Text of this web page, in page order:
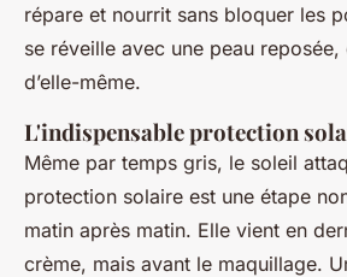
répare et nourrit sans bloquer les
se réveille avec une peau
d’elle-même.
L'indispensable protection
Même par temps gris, le soleil
protection solaire est une étape
matin après matin. Elle vient en
crème, mais avant le maquillage.